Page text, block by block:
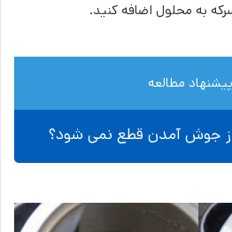
به محلول اضافه کنید.
پیشنهاد مطالعه
از جوش آمدن قطع نمی شود؟